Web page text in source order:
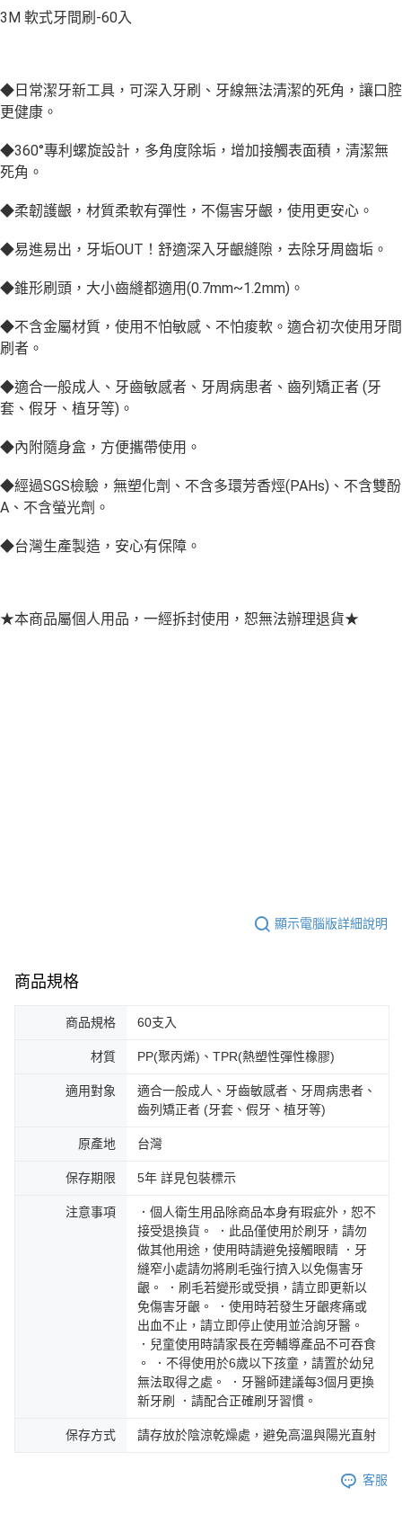
3M 軟式牙間刷-60入
◆日常潔牙新工具，可深入牙刷、牙線無法清潔的死角，讓口腔
更健康。
◆360°專利螺旋設計，多角度除垢，增加接觸表面積，清潔無
死角。
◆柔韌護齦，材質柔軟有彈性，不傷害牙齦，使用更安心。
◆易進易出，牙垢OUT！舒適深入牙齦縫隙，去除牙周齒垢。
◆錐形刷頭，大小齒縫都適用(0.7mm~1.2mm)。
◆不含金屬材質，使用不怕敏感、不怕痠軟。適合初次使用牙間
刷者。
◆適合一般成人、牙齒敏感者、牙周病患者、齒列矯正者 (牙
套、假牙、植牙等)。
◆內附隨身盒，方便攜帶使用。
◆經過SGS檢驗，無塑化劑、不含多環芳香烴(PAHs)、不含雙酚
A、不含螢光劑。
◆台灣生產製造，安心有保障。
★本商品屬個人用品，一經拆封使用，恕無法辦理退貨★
顯示電腦版詳細說明
商品規格
商品規格 60支入
材質 PP(聚丙烯)、TPR(熱塑性彈性橡膠)
適用對象
適合一般成人、牙齒敏感者、牙周病患者、
齒列矯正者 (牙套、假牙、植牙等)
原產地 台灣
保存期限 5年 詳見包裝標示
注意事項
．個人衛生用品除商品本身有瑕疵外，恕不
接受退換貨。 ．此品僅使用於刷牙，請勿
做其他用途，使用時請避免接觸眼睛 ．牙
縫窄小處請勿將刷毛強行擠入以免傷害牙
齦。 ．刷毛若變形或受損，請立即更新以
免傷害牙齦。 ．使用時若發生牙齦疼痛或
出血不止，請立即停止使用並洽詢牙醫。
．兒童使用時請家長在旁輔導產品不可吞食
。 ．不得使用於6歲以下孩童，請置於幼兒
無法取得之處。 ．牙醫師建議每3個月更換
新牙刷 ．請配合正確刷牙習慣。
保存方式 請存放於陰涼乾燥處，避免高溫與陽光直射
客服